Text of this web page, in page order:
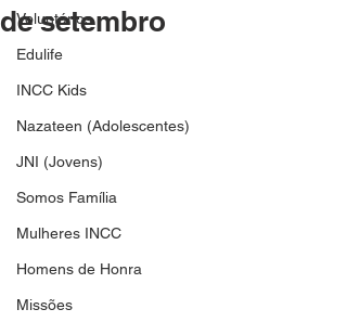
Voluntários
Edulife
INCC Kids
Nazateen (Adolescentes)
JNI (Jovens)
Somos Família
Mulheres INCC
Homens de Honra
Missões
de setembro